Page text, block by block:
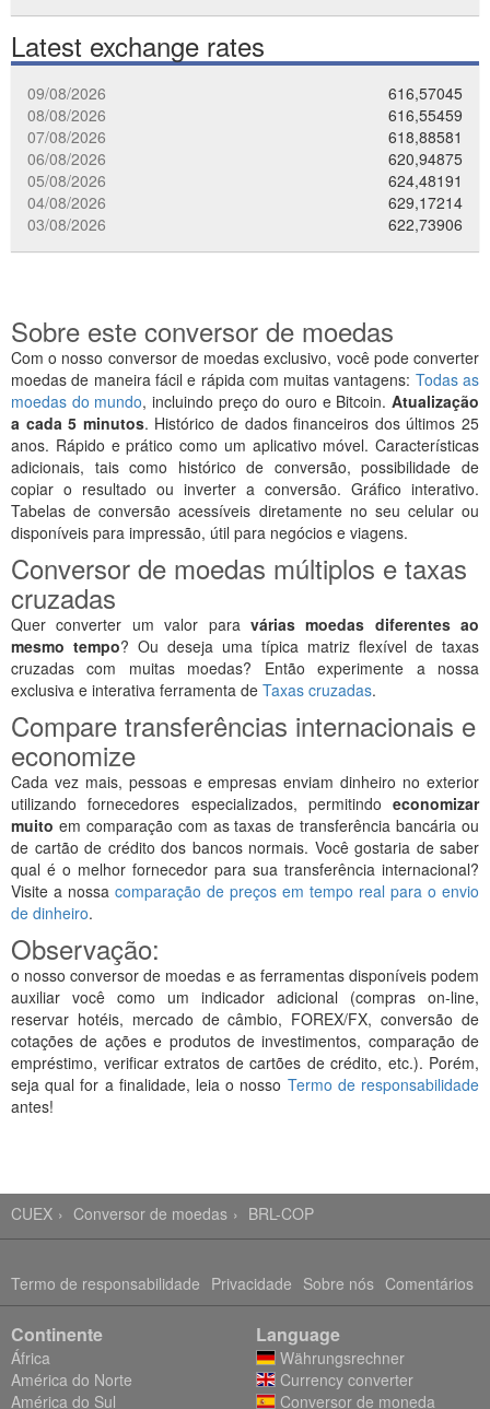
Latest exchange rates
09/08/2026
616,57045
08/08/2026
616,55459
07/08/2026
618,88581
06/08/2026
620,94875
05/08/2026
624,48191
04/08/2026
629,17214
03/08/2026
622,73906
Sobre este conversor de moedas
Com o nosso conversor de moedas exclusivo, você pode converter
moedas de maneira fácil e rápida com muitas vantagens: Todas as
moedas do mundo, incluindo preço do ouro e Bitcoin.Atualização
a cada 5 minutos. Histórico de dados financeiros dos últimos 25
anos. Rápido e prático como um aplicativo móvel. Características
adicionais, tais como histórico de conversão, possibilidade de
copiar o resultado ou inverter a conversão. Gráfico interativo.
Tabelas de conversão acessíveis diretamente no seu celular ou
disponíveis para impressão, útil para negócios e viagens.
Conversor de moedas múltiplos e taxas
cruzadas
Quer converter um valor para várias moedas diferentes ao
mesmo tempo? Ou deseja uma típica matriz flexível de taxas
cruzadas com muitas moedas? Então experimente a nossa
exclusiva e interativa ferramenta de Taxas cruzadas.
Compare transferências internacionais e
economize
Cada vez mais, pessoas e empresas enviam dinheiro no exterior
utilizando fornecedores especializados, permitindo economizar
muito em comparação com as taxas de transferência bancária ou
de cartão de crédito dos bancos normais. Você gostaria de saber
qual é o melhor fornecedor para sua transferência internacional?
Visite a nossa comparação de preços em tempo real para o envio
de dinheiro.
Observação:
o nosso conversor de moedas e as ferramentas disponíveis podem
auxiliar você como um indicador adicional (compras on-line,
reservar hotéis, mercado de câmbio, FOREX/FX, conversão de
cotações de ações e produtos de investimentos, comparação de
empréstimo, verificar extratos de cartões de crédito, etc.). Porém,
seja qual for a finalidade, leia o nosso Termo de responsabilidade
antes!
CUEX Conversor de moedas BRL-COP
Termo de responsabilidade Privacidade Sobre nós Comentários
Continente
África
América do Norte
América do Sul
Language
Währungsrechner
Currency converter
Conversor de moneda